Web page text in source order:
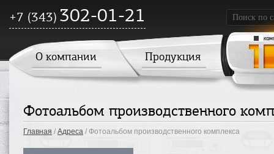
+7 (343) 302-01-21
О компании Продукция
Фотоальбом производственного
Главная / Адреса / Фотоальбом производственного комплекса